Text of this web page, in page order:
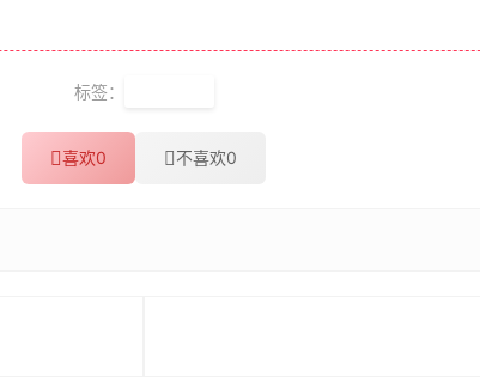
标签：
喜欢0 不喜欢0